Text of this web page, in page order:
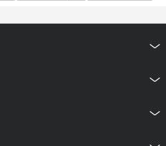
ดนตรีแจ๊สสด ถือเป็นวิธีที่
บาท